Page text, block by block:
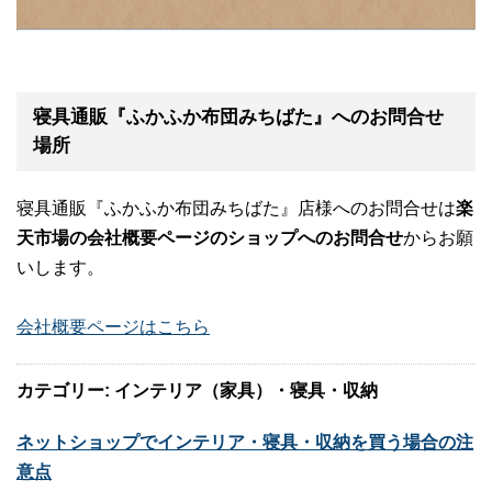
寝具通販『ふかふか布団みちばた』へのお問合せ
場所
寝具通販『ふかふか布団みちばた』店様へのお問合せは楽
天市場の会社概要ページのショップへのお問合せからお願
いします。
会社概要ページはこちら
カテゴリー: インテリア（家具）・寝具・収納
ネットショップでインテリア・寝具・収納を買う場合の注
意点